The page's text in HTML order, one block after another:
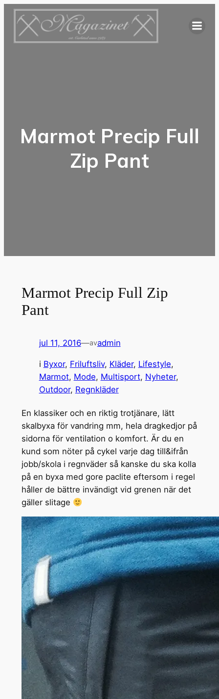
Hoppa
innehåll
Marmot Precip Full
Zip Pant
Marmot Precip Full Zip
Pant
jul 11, 2016—avadmin
i Byxor, Friluftsliv, Kläder, Lifestyle
Marmot, Mode, Multisport, Nyheter
Outdoor, Regnkläder
En klassiker och en riktig trotjänare, lätt
skalbyxa för vandring mm, hela dragkedjor på
sidorna för ventilation o komfort. Är du en
kund som nöter på cykel varje dag till&ifrån
jobb/skola i regnväder så kanske du ska kolla
på en byxa med gore paclite eftersom i regel
håller de bättre invändigt vid grenen när det
gäller slitage